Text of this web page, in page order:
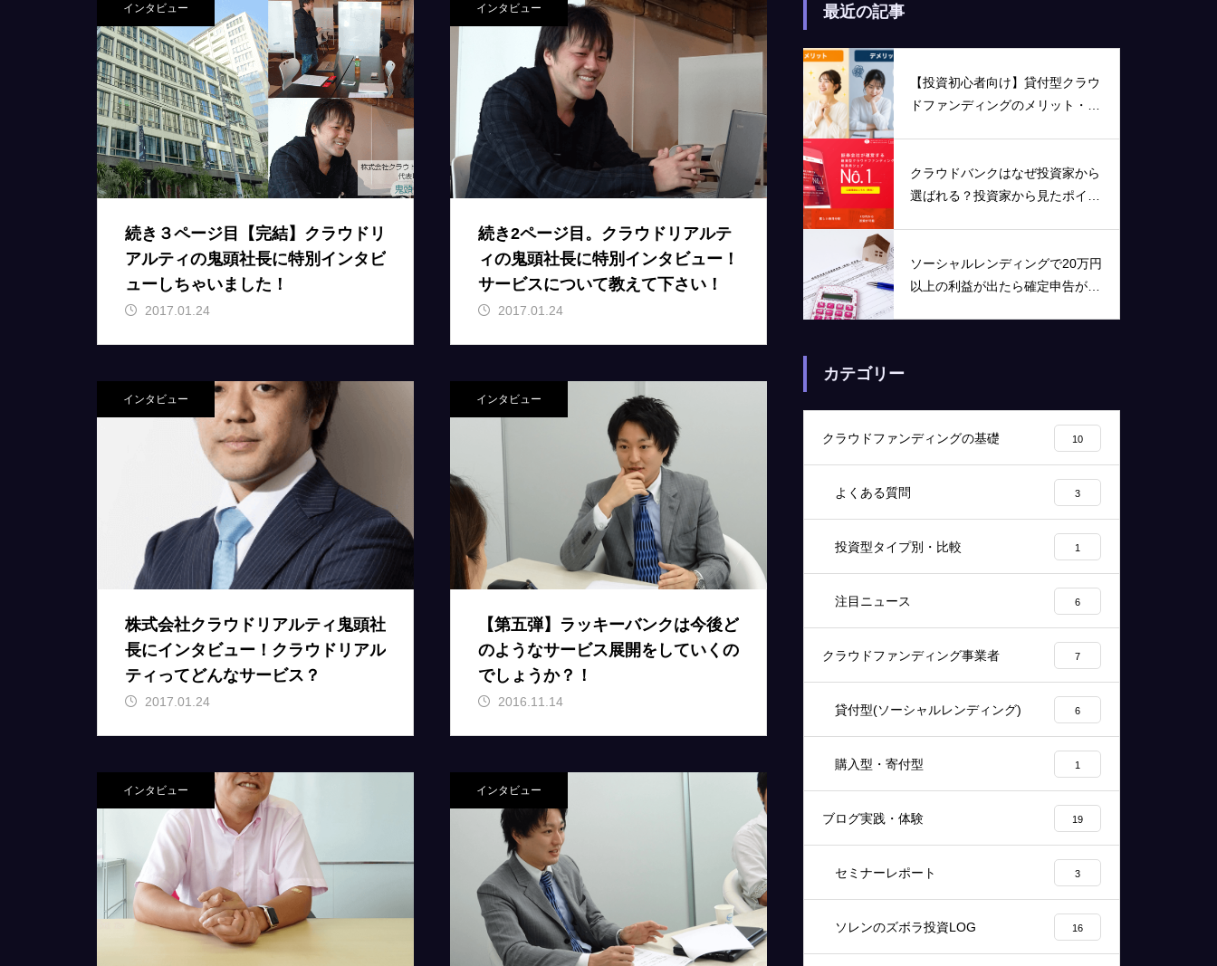
インタビュー
続き３ページ目【完結】クラウドリ
アルティの鬼頭社長に特別インタビ
ューしちゃいました！
2017.01.24
インタビュー
続き2ページ目。クラウドリアルテ
ィの鬼頭社長に特別インタビュー！
サービスについて教えて下さい！
2017.01.24
インタビュー
株式会社クラウドリアルティ鬼頭社
長にインタビュー！クラウドリアル
ティってどんなサービス？
2017.01.24
インタビュー
【第五弾】ラッキーバンクは今後ど
のようなサービス展開をしていくの
でしょうか？！
2016.11.14
インタビュー インタビュー
最近の記事
【投資初心者向け】貸付型クラウ
ドファンディングのメリット・デ
クラウドバンクはなぜ投資家から
選ばれる？投資家から見たポイン
ソーシャルレンディングで20万円
以上の利益が出たら確定申告が必
カテゴリー
クラウドファンディングの基礎 10
よくある質問 3
投資型タイプ別・比較 1
注目ニュース 6
クラウドファンディング事業者 7
貸付型(ソーシャルレンディング) 6
購入型・寄付型 1
ブログ実践・体験 19
セミナーレポート 3
ソレンのズボラ投資LOG 16